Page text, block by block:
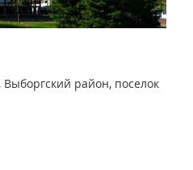
Выборгский район, поселок